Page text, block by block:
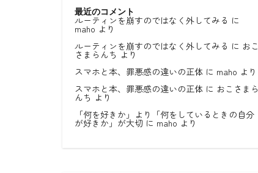
最近のコメント
ルーティンを崩すのではなく外してみる に
maho より
ルーティンを崩すのではなく外してみる に おこ
さまらんち より
スマホと本、罪悪感の違いの正体 に maho より
スマホと本、罪悪感の違いの正体 に おこさまら
んち より
「何を好きか」より「何をしているときの自分
が好きか」が大切 に maho より